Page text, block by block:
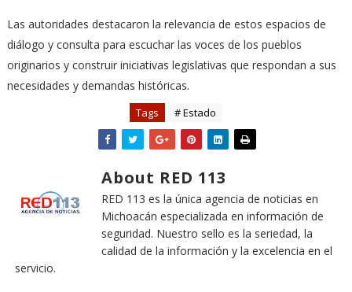
Las autoridades destacaron la relevancia de estos espacios de
diálogo y consulta para escuchar las voces de los pueblos
originarios y construir iniciativas legislativas que respondan a sus
necesidades y demandas históricas.
Tags # Estado
About RED 113
RED 113 es la única agencia de noticias en
Michoacán especializada en información de
seguridad. Nuestro sello es la seriedad, la
calidad de la información y la excelencia en el
servicio.